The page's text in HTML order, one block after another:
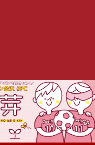
お問い合わせ